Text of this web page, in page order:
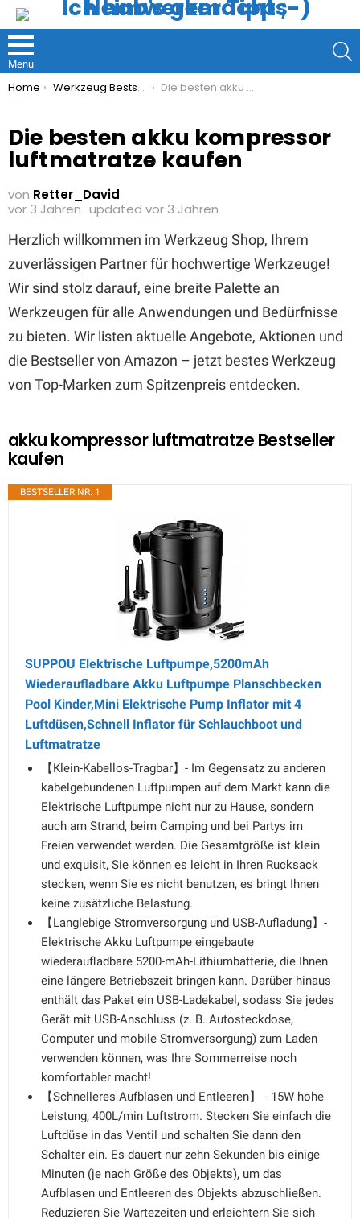
Menu
You are here:
Home Werkzeug Bestseller Die besten akku kompressor luftmatratze kaufen
Die besten akku kompressor
luftmatratze kaufen
von Retter_David
vor 3 Jahren updated vor 3 Jahren
Herzlich willkommen im Werkzeug Shop, Ihrem
zuverlässigen Partner für hochwertige Werkzeuge!
Wir sind stolz darauf, eine breite Palette an
Werkzeugen für alle Anwendungen und Bedürfnisse
zu bieten. Wir listen aktuelle Angebote, Aktionen und
die Bestseller von Amazon – jetzt bestes Werkzeug
von Top-Marken zum Spitzenpreis entdecken.
akku kompressor luftmatratze Bestseller
kaufen
BESTSELLER NR. 1
SUPPOU Elektrische Luftpumpe,5200mAh
Wiederaufladbare Akku Luftpumpe Planschbecken
Pool Kinder,Mini Elektrische Pump Inflator mit 4
Luftdüsen,Schnell Inflator für Schlauchboot und
Luftmatratze
【Klein-Kabellos-Tragbar】- Im Gegensatz zu anderen
kabelgebundenen Luftpumpen auf dem Markt kann die
Elektrische Luftpumpe nicht nur zu Hause, sondern
auch am Strand, beim Camping und bei Partys im
Freien verwendet werden. Die Gesamtgröße ist klein
und exquisit, Sie können es leicht in Ihren Rucksack
stecken, wenn Sie es nicht benutzen, es bringt Ihnen
keine zusätzliche Belastung.
【Langlebige Stromversorgung und USB-Aufladung】-
Elektrische Akku Luftpumpe eingebaute
wiederaufladbare 5200-mAh-Lithiumbatterie, die Ihnen
eine längere Betriebszeit bringen kann. Darüber hinaus
enthält das Paket ein USB-Ladekabel, sodass Sie jedes
Gerät mit USB-Anschluss (z. B. Autosteckdose,
Computer und mobile Stromversorgung) zum Laden
verwenden können, was Ihre Sommerreise noch
komfortabler macht!
【Schnelleres Aufblasen und Entleeren】 - 15W hohe
Leistung, 400L/min Luftstrom. Stecken Sie einfach die
Luftdüse in das Ventil und schalten Sie dann den
Schalter ein. Es dauert nur zehn Sekunden bis einige
Minuten (je nach Größe des Objekts), um das
Aufblasen und Entleeren des Objekts abzuschließen.
Reduzieren Sie Wartezeiten und erleichtern Sie sich